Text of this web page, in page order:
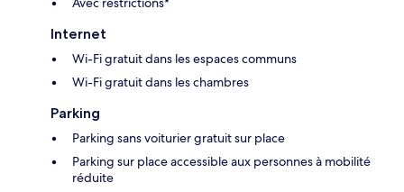
Internet
Wi-Fi gratuit dans les espaces communs
Wi-Fi gratuit dans les chambres
Parking
Parking sans voiturier gratuit sur place
Parking sur place accessible aux personnes à mobilité
réduite